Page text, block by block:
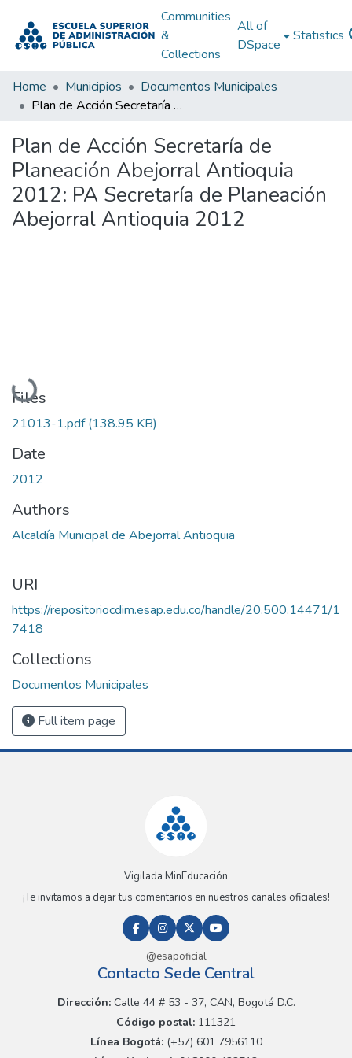
Communities
&
Collections
All of
DSpace
Statistics
Home Municipios
Documentos Municipales
Plan de Acción Secretaría de Planeación Abejorral Antioquia 2012: PA Secretaría de Planeación Abejorral Antioquia 2012
Plan de Acción Secretaría de
Planeación Abejorral Antioquia
2012: PA Secretaría de Planeación
Abejorral Antioquia 2012
Loading...
Files
21013-1.pdf(138.95 KB)
Date
2012
Authors
Alcaldía Municipal de Abejorral Antioquia
URI
https://repositoriocdim.esap.edu.co/handle/20.500.14471/1
7418
Collections
Documentos Municipales
Full item page
Vigilada MinEducación
¡Te invitamos a dejar tus comentarios en nuestros canales oficiales!
@esapoficial
Contacto Sede Central
Dirección:Calle 44 # 53 - 37, CAN, Bogotá D.C.
Código postal: 111321
Línea Bogotá:(+57) 601 7956110